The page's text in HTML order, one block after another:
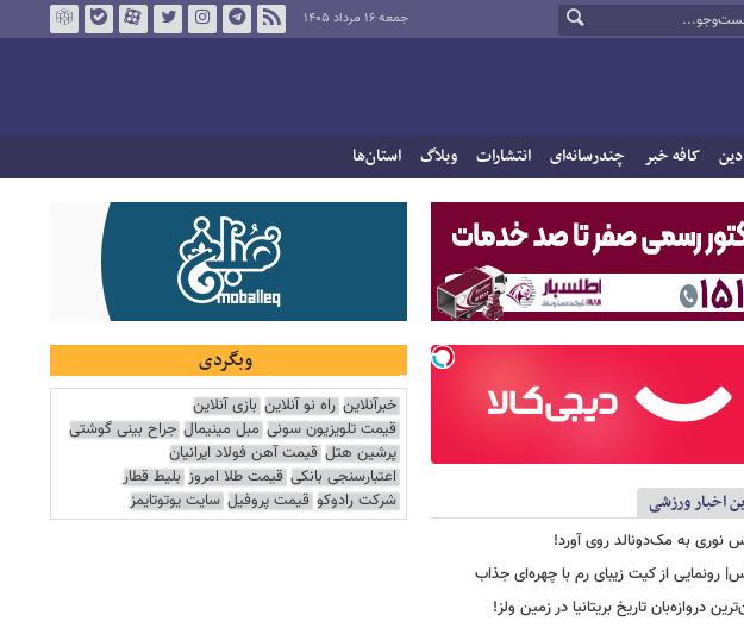
جمعه ۱۶ مرداد ۱۴۰۵
دین کافه خبر چندرسانه‌ای انتشارات وبلاگ استان‌ها
اخبار ورزشی
نوری به مک‌دونالد روی آورد!
رونمایی از کیت زیبای رم با چهره‌ای جذاب
دروازه‌بان تاریخ بریتانیا در زمین ولز!
وبگردی
خبرآنلاین راه نو آنلاین بازی آنلاین
قیمت تلویزیون سونی مبل مینیمال جراح بینی گوشتی
پرشین هتل قیمت آهن فولاد ایرانیان
اعتبارسنجی بانکی قیمت طلا امروز بلیط قطار
شرکت رادوکو قیمت پروفیل سایت یوتوتایمز